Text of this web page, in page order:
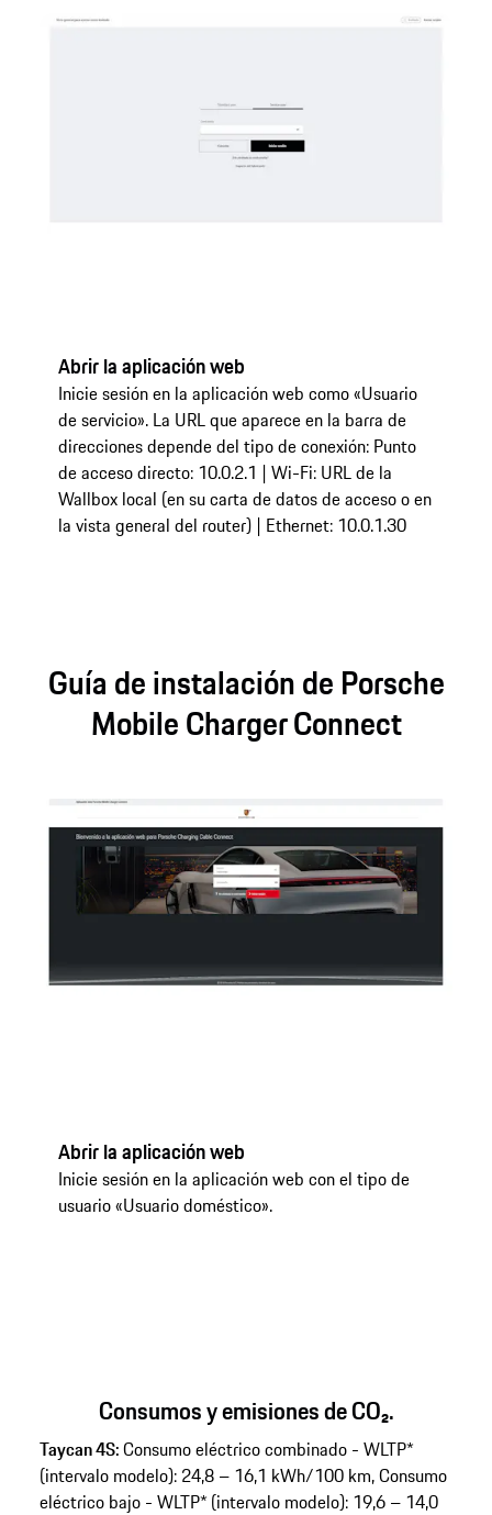
Abrir la aplicación web
Inicie sesión en la aplicación web como «Usuario
de servicio». La URL que aparece en la barra de
direcciones depende del tipo de conexión: Punto
de acceso directo: 10.0.2.1 | Wi-Fi: URL de la
Wallbox local (en su carta de datos de acceso o en
la vista general del router) | Ethernet: 10.0.1.30
Guía de instalación de Porsche
Mobile Charger Connect
Abrir la aplicación web
Inicie sesión en la aplicación web con el tipo de
usuario «Usuario doméstico».
Consumos y emisiones de CO₂.
Taycan 4S:Consumo eléctrico combinado - WLTP*
(intervalo modelo): 24,8 – 16,1 kWh/100 km, Consumo
eléctrico bajo - WLTP* (intervalo modelo): 19,6 – 14,0